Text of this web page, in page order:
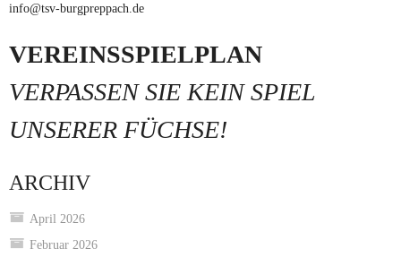
info@tsv-burgpreppach.de
VEREINSSPIELPLAN
VERPASSEN SIE KEIN SPIEL
UNSERER FÜCHSE!
ARCHIV
April 2026
Februar 2026